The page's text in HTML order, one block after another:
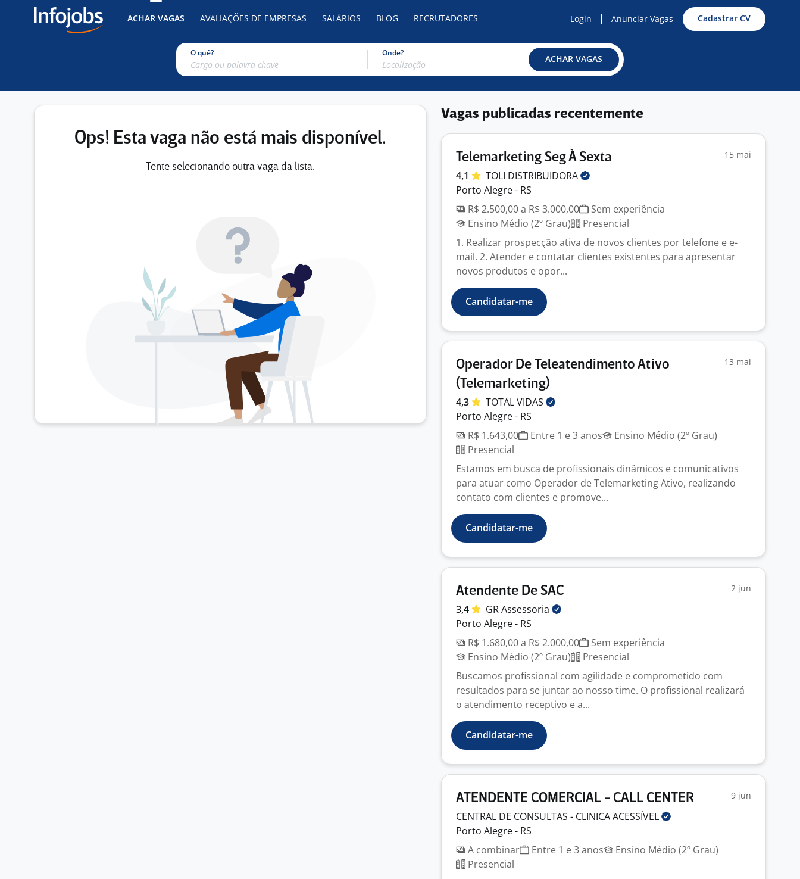
ACHAR VAGAS AVALIAÇÕES DE EMPRESAS SALÁRIOS BLOG RECRUTADORES Login Anunciar Vagas Cadastrar CV
O quê? Onde?
ACHAR VAGAS
Ops! Esta vaga não está mais disponível.
Tente selecionando outra vaga da lista.
Vagas publicadas recentemente
Telemarketing Seg À Sexta 15 mai
4,1 TOLI DISTRIBUIDORA
Porto Alegre - RS
R$ 2.500,00 a R$ 3.000,00
Sem experiência
Ensino Médio (2º Grau)
Presencial
1. Realizar prospecção ativa de novos clientes por telefone e e-
mail. 2. Atender e contatar clientes existentes para apresentar
novos produtos e opor...
Candidatar-me
Operador De Teleatendimento Ativo
(Telemarketing)
13 mai
4,3 TOTALVIDAS
Porto Alegre - RS
R$ 1.643,00
Entre 1 e 3 anos
Ensino Médio (2º Grau)
Presencial
Estamos em busca de profissionais dinâmicos e comunicativos
para atuar como Operador de Telemarketing Ativo, realizando
contato com clientes e promove...
Candidatar-me
Atendente De SAC 2 jun
3,4 GRAssessoria
Porto Alegre - RS
R$ 1.680,00 a R$ 2.000,00
Sem experiência
Ensino Médio (2º Grau)
Presencial
Buscamos profissional com agilidade e comprometido com
resultados para se juntar ao nosso time. O profissional realizará
o atendimento receptivo e a...
Candidatar-me
ATENDENTE COMERCIAL - CALL CENTER 9 jun
CENTRAL DE CONSULTAS - CLINICAACESSÍVEL
Porto Alegre - RS
A combinar
Entre 1 e 3 anos
Ensino Médio (2º Grau)
Presencial